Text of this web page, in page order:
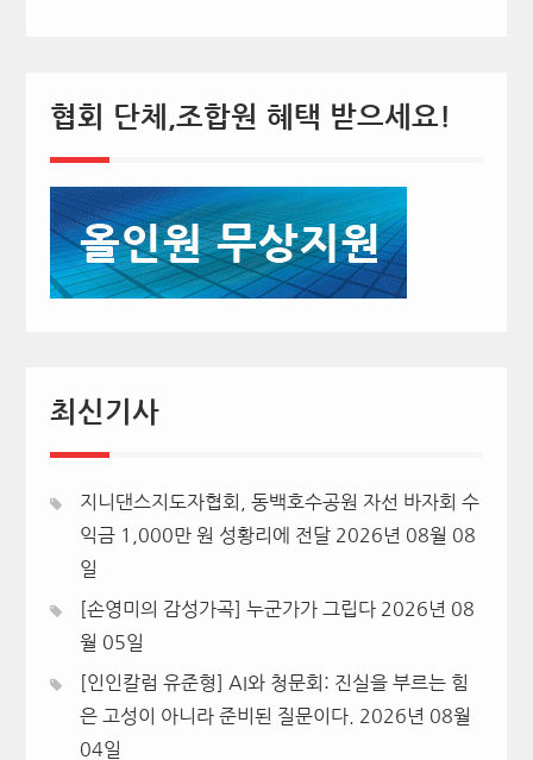
협회 단체,조합원 혜택 받으세요!
최신기사
지니댄스지도자협회, 동백호수공원 자선 바자회 수
익금 1,000만 원 성황리에 전달 2026년 08월 08
일
[손영미의 감성가곡] 누군가가 그립다 2026년 08
월 05일
[인인칼럼 유준형] AI와 청문회: 진실을 부르는 힘
은 고성이 아니라 준비된 질문이다.
2026년 08월
04일